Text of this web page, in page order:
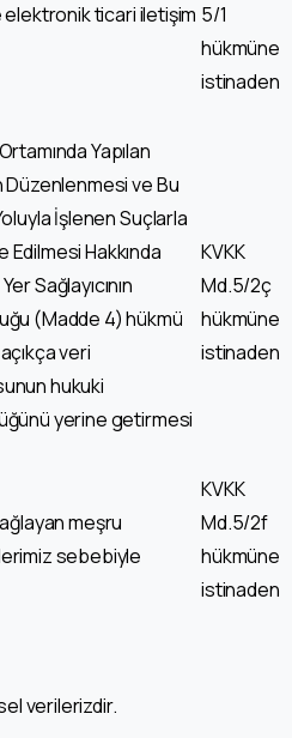
ticari iletişim 5/1
hükmüne
istinaden
Yapılan
Düzenlenmesi ve Bu
İşlenen Suçlarla
Edilmesi Hakkında
Sağlayıcının
(Madde 4) hükmü
veri
hukuki
yerine getirmesi
KVKK
Md.5/2ç
hükmüne
istinaden
meşru
sebebiyle
KVKK
Md.5/2f
hükmüne
istinaden
verilerizdir.